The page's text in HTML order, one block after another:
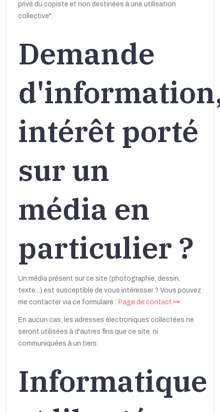
privé du copiste et non destinées à une utilisation
collective".
Demande
intérêt porté
sur un
média en
particulier ?
Un média présent sur ce site (photographie, dessin,
texte...) est susceptible de vous intéresser ? Vous pouvez
me contacter via ce formulaire : Page de contact
En aucun cas, les adresses électroniques collectées ne
seront utilisées à d'autres fins que ce site, ni
communiquées à un tiers.
Informatique